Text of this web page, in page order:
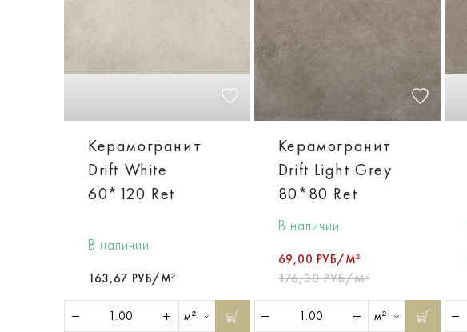
Керамогранит
Drift White
60*120 Ret
В наличии
163,67 РУБ/М²
м²
Керамогранит
Drift Light Grey
80*80 Ret
В наличии
69,00 РУБ/М²
176,30 РУБ/М²
м²